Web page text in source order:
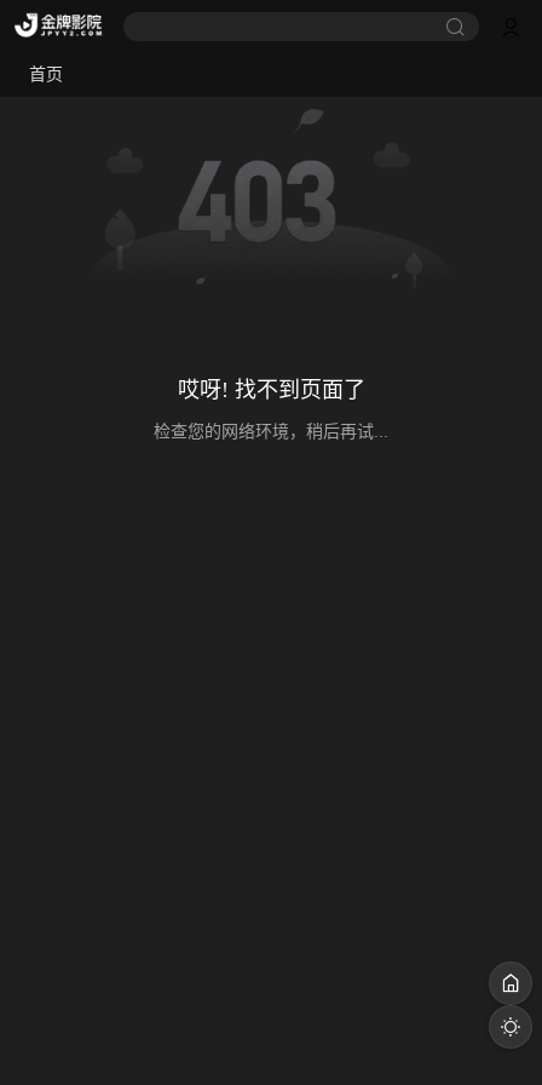
首页
哎呀! 找不到页面了
检查您的网络环境，稍后再试...